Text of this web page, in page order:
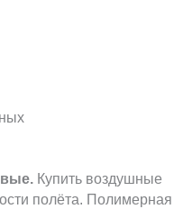
Купить воздушные
полёта. Полимерная